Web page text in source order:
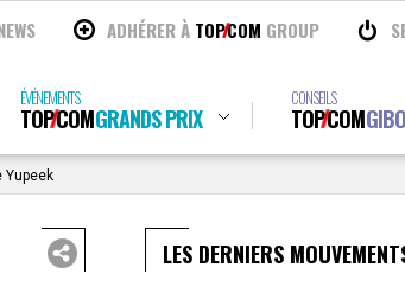
ADHÉRER À TOPCOM GROUP
ÉVÉNEMENTS
TOPCOMGRANDS PRIX
CONSEILS
TOPCOM
Yupeek
LES DERNIERS